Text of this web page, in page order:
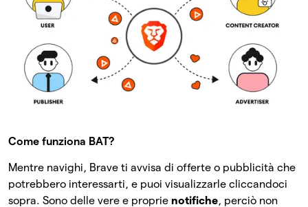
Come funziona BAT?
Mentre navighi, Brave ti avvisa di offerte o pubblicità che
potrebbero interessarti, e puoi visualizzarle cliccandoci
sopra. Sono delle vere e proprie notifiche, perciò non